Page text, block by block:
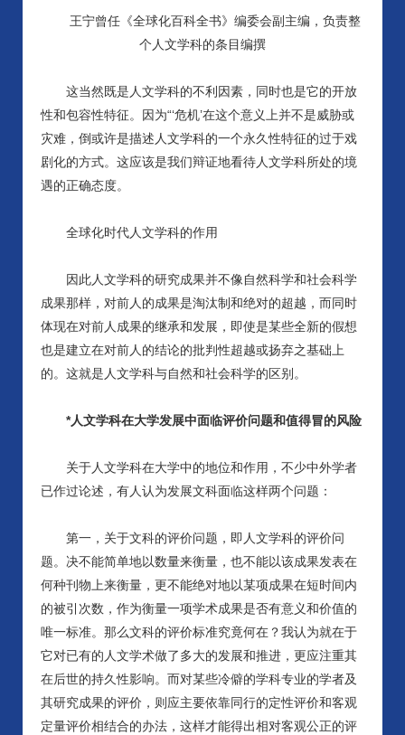
王宁曾任《全球化百科全书》编委会副主编，负责整
个人文学科的条目编撰
这当然既是人文学科的不利因素，同时也是它的开放
性和包容性特征。因为“‘危机’在这个意义上并不是威胁或
灾难，倒或许是描述人文学科的一个永久性特征的过于戏
剧化的方式。这应该是我们辩证地看待人文学科所处的境
遇的正确态度。
全球化时代人文学科的作用
因此人文学科的研究成果并不像自然科学和社会科学
成果那样，对前人的成果是淘汰制和绝对的超越，而同时
体现在对前人成果的继承和发展，即使是某些全新的假想
也是建立在对前人的结论的批判性超越或扬弃之基础上
的。这就是人文学科与自然和社会科学的区别。
*人文学科在大学发展中面临评价问题和值得冒的风险
关于人文学科在大学中的地位和作用，不少中外学者
已作过论述，有人认为发展文科面临这样两个问题：
第一，关于文科的评价问题，即人文学科的评价问
题。决不能简单地以数量来衡量，也不能以该成果发表在
何种刊物上来衡量，更不能绝对地以某项成果在短时间内
的被引次数，作为衡量一项学术成果是否有意义和价值的
唯一标准。那么文科的评价标准究竟何在？我认为就在于
它对已有的人文学术做了多大的发展和推进，更应注重其
在后世的持久性影响。而对某些冷僻的学科专业的学者及
其研究成果的评价，则应主要依靠同行的定性评价和客观
定量评价相结合的办法，这样才能得出相对客观公正的评